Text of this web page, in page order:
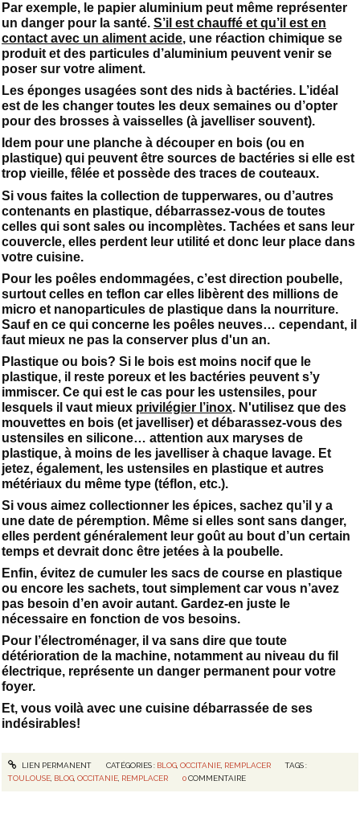
Par exemple, le papier aluminium peut même représenter
un danger pour la santé. S’il est chauffé et qu’il est en
contact avec un aliment acide, une réaction chimique se
produit et des particules d’aluminium peuvent venir se
poser sur votre aliment.
Les éponges usagées sont des nids à bactéries. L’idéal
est de les changer toutes les deux semaines ou d’opter
pour des brosses à vaisselles (à javelliser souvent).
Idem pour une planche à découper en bois (ou en
plastique) qui peuvent être sources de bactéries si elle est
trop vieille, fêlée et possède des traces de couteaux.
Si vous faites la collection de tupperwares, ou d’autres
contenants en plastique, débarrassez-vous de toutes
celles qui sont sales ou incomplètes. Tachées et sans leur
couvercle, elles perdent leur utilité et donc leur place dans
votre cuisine.
Pour les poêles endommagées, c’est direction poubelle,
surtout celles en teflon car elles libèrent des millions de
micro et nanoparticules de plastique dans la nourriture.
Sauf en ce qui concerne les poêles neuves… cependant, il
faut mieux ne pas la conserver plus d'un an.
Plastique ou bois? Si le bois est moins nocif que le
plastique, il reste poreux et les bactéries peuvent s’y
immiscer. Ce qui est le cas pour les ustensiles, pour
lesquels il vaut mieux privilégier l’inox. N'utilisez que des
mouvettes en bois (et javelliser) et débarassez-vous des
ustensiles en silicone… attention aux maryses de
plastique, à moins de les javelliser à chaque lavage. Et
jetez, également, les ustensiles en plastique et autres
métériaux du même type (téflon, etc.).
Si vous aimez collectionner les épices, sachez qu’il y a
une date de péremption. Même si elles sont sans danger,
elles perdent généralement leur goût au bout d’un certain
temps et devrait donc être jetées à la poubelle.
Enfin, évitez de cumuler les sacs de course en plastique
ou encore les sachets, tout simplement car vous n’avez
pas besoin d’en avoir autant. Gardez-en juste le
nécessaire en fonction de vos besoins.
Pour l’électroménager, il va sans dire que toute
détérioration de la machine, notamment au niveau du fil
électrique, représente un danger permanent pour votre
foyer.
Et, vous voilà avec une cuisine débarrassée de ses
indésirables!
LIEN PERMANENT CATÉGORIES : BLOG, OCCITANIE, REMPLACER
TAGS :
TOULOUSE BLOG ,OCCITANIE REMPLACER 0 COMMENTAIRE